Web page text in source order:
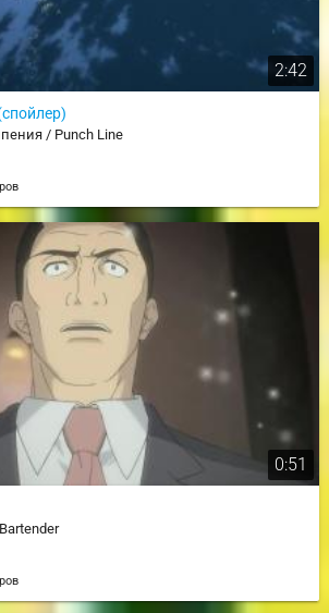
2:42
/ Punch Line
0:51